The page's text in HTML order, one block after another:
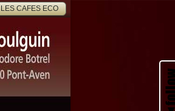
LES CAFES ECO